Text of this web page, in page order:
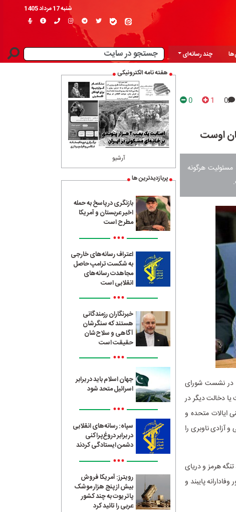
شنبه 17 مرداد 1405
چند رسانه‌ای
0
1
0
اوست
هرگونه
در نشست شورای
یا دخالت دیگر در
ایالات متحده و
آزادی ناوبری را
هرمز و دریای
پایبند و
هفته نامه الکترونیکی
آرشیو
پربازدیدترین ها
بازنگری در پاسخ به حمله
اخیر عربستان و آمریکا
مطرح است
•••
اعتراف رسانه‌های خارجی
به شکست ترامپ حاصل
مجاهدت رسانه‌های
انقلابی است
•••
خبرنگاران رزمندگانی
هستند که سنگرشان
آگاهی و سلاح‌شان
حقیقت است
•••
جهان اسلام باید در برابر
اسرائیل متحد شود
•••
سپاه: رسانه‌های انقلابی
در برابر دروغ‌پراکنی
دشمن ایستادگی کردند
•••
رویترز: آمریکا فروش
بیش از پنج هزار موشک
پاتریوت به چند کشور
عربی را تائید کرد